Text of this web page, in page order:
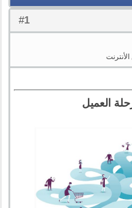
#
1
العميل